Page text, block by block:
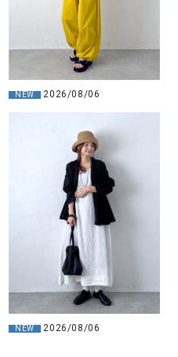
NEW 2026/08/06
NEW 2026/08/06